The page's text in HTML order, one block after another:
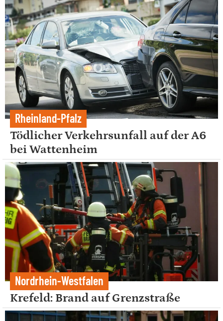
Rheinland-Pfalz
Tödlicher Verkehrsunfall auf der A6
bei Wattenheim
Nordrhein-Westfalen
Krefeld: Brand auf Grenzstraße